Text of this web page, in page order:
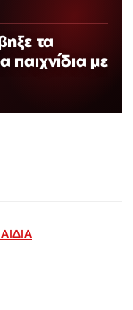
τα
παιχνίδια με